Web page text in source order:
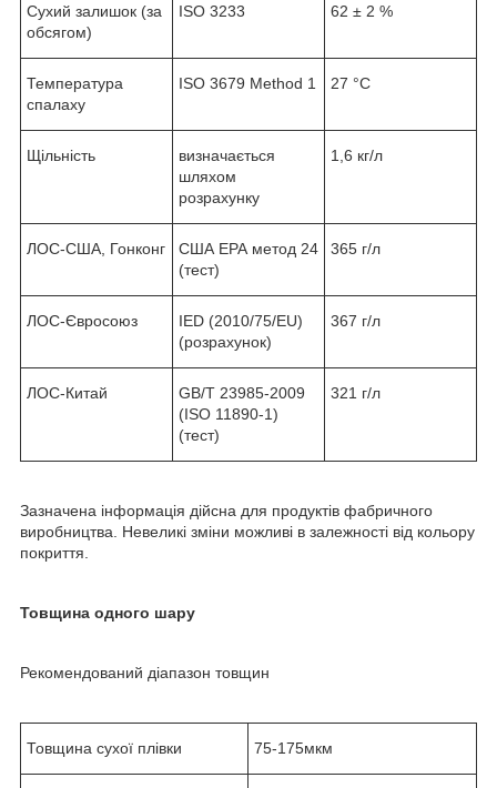
Сухий залишок (за
обсягом)
ISO 3233 62 ± 2 %
Температура
спалаху
ISO 3679 Method 1 27 °C
Щільність
визначається
шляхом
розрахунку
1,6 кг/л
ЛОС-США, Гонконг
США ЕРА метод 24
(тест)
365 г/л
ЛОС-Євросоюз
IED (2010/75/EU)
(розрахунок)
367 г/л
ЛОС-Китай
GB/T 23985-2009
(ISO 11890-1)
(тест)
321 г/л
Зазначена інформація дійсна для продуктів фабричного
виробництва. Невеликі зміни можливі в залежності від кольору
покриття.
Товщина одного шару
Рекомендований діапазон товщин
Товщина сухої плівки 75-175мкм